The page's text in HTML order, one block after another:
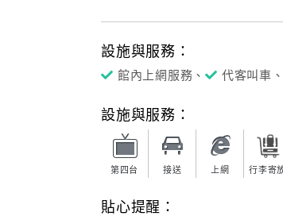
設施與服務：
館內上網服務、 代客叫車、
設施與服務：
第四台 接送 上網 行李寄
貼心提醒：